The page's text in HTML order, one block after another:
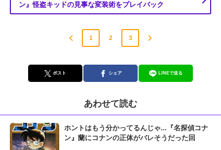
ン』怪盗キッドの見事な変装術をプレイバック
1 2 3
ポスト シェア LINEで送る
あわせて読む
ホントはもう分かってるんじゃ...『名探偵コナ
ン』蘭にコナンの正体がバレそうだった回